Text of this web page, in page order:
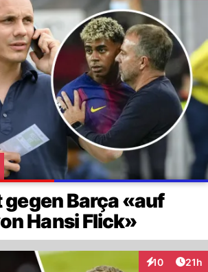
gegen Barça «auf
Hansi Flick»
10
Interaktionen
21h